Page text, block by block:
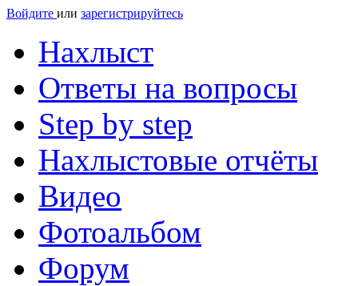
Войдите или зарегистрируйтесь
Нахлыст
Ответы на вопросы
Step by step
Нахлыстовые отчёты
Видео
Фотоальбом
Форум